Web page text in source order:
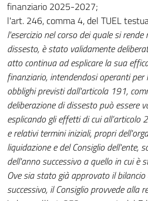
finanziario 2025-2027;
l'art. 246, comma 4, del TUEL
l'esercizio nel corso dei quale si
dissesto, è stato validamente
atto continua ad esplicare la sua
finanziario, intendendosi operanti per
obblighi previsti dall'articola 191,
deliberazione di dissesto può essere
esplicando gli effetti di cui all’articolo
e relativi termini iniziali, propri
liquidazione e del Consiglio dell'ente,
dell'anno successivo a quello in cui è
Ove sia stato già approvato il
successivo, il Consiglio provvede alla